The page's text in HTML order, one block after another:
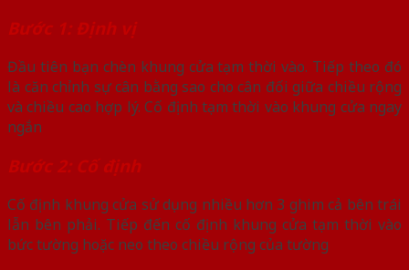
Bước 1: Định vị
Đầu tiên bạn chèn khung cửa tạm thời vào. Tiếp theo đó
là căn chỉnh sự cân bằng sao cho cân đối giữa chiều rộng
và chiều cao hợp lý. Cố định tạm thời vào khung cửa ngay
ngắn
Bước 2: Cố định
Cố định khung cửa sử dụng nhiều hơn 3 ghim cả bên trái
lẫn bên phải. Tiếp đến cố định khung cửa tạm thời vào
bức tường hoặc neo theo chiều rộng của tường